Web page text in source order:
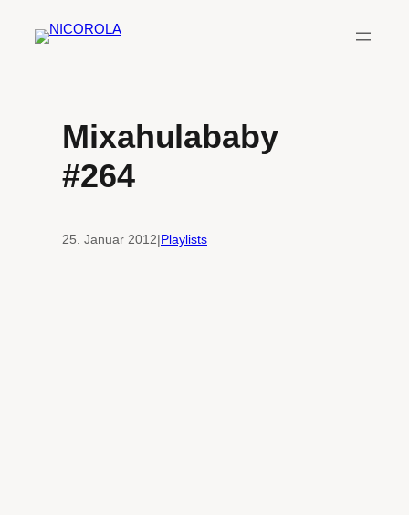
Inhalt
Mixahulababy
#264
25. Januar 2012|Playlists